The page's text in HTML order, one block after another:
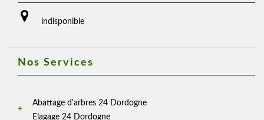
indisponible
Nos Services
Abattage d'arbres 24 Dordogne
Elagage 24 Dordogne